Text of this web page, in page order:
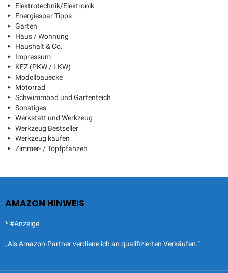
Elektrotechnik/Elektronik
Energiespar Tipps
Garten
Haus / Wohnung
Haushalt & Co.
Impressum
KFZ (PKW / LKW)
Modellbauecke
Motorrad
Schwimmbad und Gartenteich
Sonstiges
Werkstatt und Werkzeug
Werkzeug Bestseller
Werkzeug kaufen
Zimmer- / Topfpfanzen
AMAZON HINWEIS
* #Anzeige
„Als Amazon-Partner verdiene ich an qualifizierten Verkäufen.“